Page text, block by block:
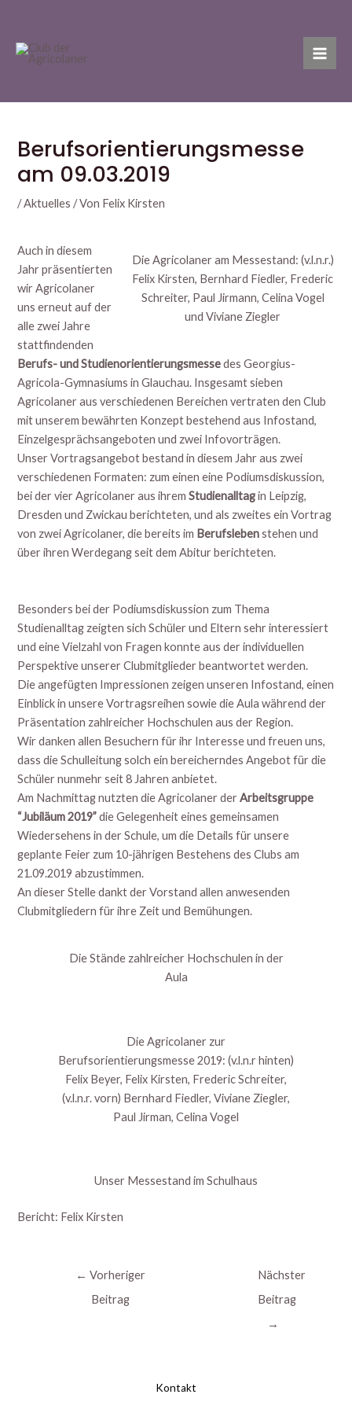
springen
Berufsorientierungsmesse
am 09.03.2019
/Aktuelles / Von Felix Kirsten
Die Agricolaner am Messestand: (v.l.n.r.)
Felix Kirsten, Bernhard Fiedler, Frederic
Schreiter, Paul Jirmann, Celina Vogel
und Viviane Ziegler
Auch in diesem
Jahr präsentierten
wir Agricolaner
uns erneut auf der
alle zwei Jahre
stattfindenden
Berufs- und Studienorientierungsmessedes Georgius-
Agricola-Gymnasiums in Glauchau. Insgesamt sieben
Agricolaner aus verschiedenen Bereichen vertraten den Club
mit unserem bewährten Konzept bestehend aus Infostand,
Einzelgesprächsangeboten und zwei Infovorträgen.
Unser Vortragsangebot bestand in diesem Jahr aus zwei
verschiedenen Formaten: zum einen eine Podiumsdiskussion,
bei der vier Agricolaner aus ihremStudienalltagin Leipzig,
Dresden und Zwickau berichteten, und als zweites ein Vortrag
von zwei Agricolaner, die bereits im Berufslebenstehen und
über ihren Werdegang seit dem Abitur berichteten.
Besonders bei der Podiumsdiskussion zum Thema
Studienalltag zeigten sich Schüler und Eltern sehr interessiert
und eine Vielzahl von Fragen konnte aus der individuellen
Perspektive unserer Clubmitglieder beantwortet werden.
Die angefügten Impressionen zeigen unseren Infostand, einen
Einblick in unsere Vortragsreihen sowie die Aula während der
Präsentation zahlreicher Hochschulen aus der Region.
Wir danken allen Besuchern für ihr Interesse und freuen uns,
dass die Schulleitung solch ein bereicherndes Angebot für die
Schüler nunmehr seit 8 Jahren anbietet.
Am Nachmittag nutzten die Agricolaner derArbeitsgruppe
“Jubiläum 2019”die Gelegenheit eines gemeinsamen
Wiedersehens in der Schule, um die Details für unsere
geplante Feier zum 10-jährigen Bestehens des Clubs am
21.09.2019 abzustimmen.
An dieser Stelle dankt der Vorstand allen anwesenden
Clubmitgliedern für ihre Zeit und Bemühungen.
Die Stände zahlreicher Hochschulen in der
Aula
Die Agricolaner zur
Berufsorientierungsmesse 2019: (v.l.n.r hinten)
Felix Beyer, Felix Kirsten, Frederic Schreiter,
(v.l.n.r. vorn) Bernhard Fiedler, Viviane Ziegler,
Paul Jirman, Celina Vogel
Unser Messestand im Schulhaus
Bericht: Felix Kirsten
← Vorheriger
Beitrag
Nächster
Beitrag
→
Kontakt